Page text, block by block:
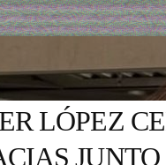
LÓPEZ